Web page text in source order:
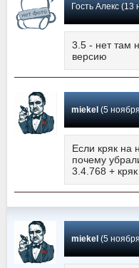
3.5 - нет там
версию
miekel (5 ноября
Если кряк на
почему
3.4.768 +
miekel (5 ноября